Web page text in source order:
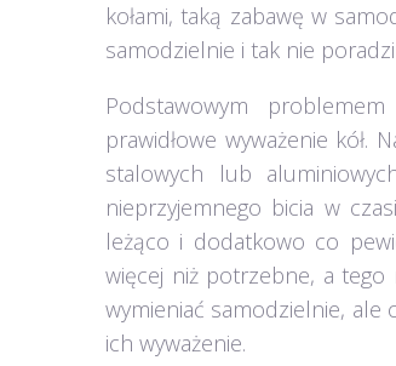
kołami, taką zabawę w
samodzielnie i tak nie
Podstawowym
prawidłowe wyważenie
stalowych lub
nieprzyjemnego bicia w
leżąco i dodatkowo co
więcej niż potrzebne, a tego
wymieniać samodzielnie, ale
ich wyważenie.